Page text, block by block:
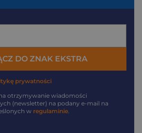
DO ZNAK EKSTRA
prywatności
otrzymywanie wiadomości
(newsletter) na podany e-mail na
w regulaminie